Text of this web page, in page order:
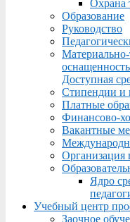
Охрана
Образование
Руководство
Материально-
Доступная
Стипендии и
Платные
Финансово-
Вакантные
Организация
Ядро
Учебный центр
Заочное